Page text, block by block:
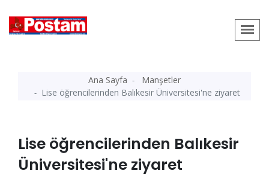
Ana Sayfa
Manşetler
Lise öğrencilerinden Balıkesir Üniversitesi'ne ziyaret
Lise öğrencilerinden Balıkesir
Üniversitesi'ne ziyaret